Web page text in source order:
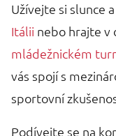
Užívejte si slunce
Itálii nebo hrajte v
mládežnickém
vás spojí s
sportovní
Podívejte se na